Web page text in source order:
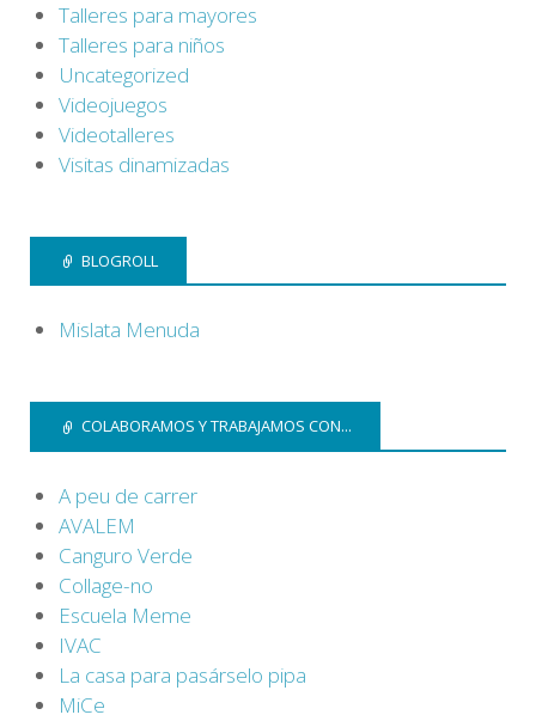
Talleres para mayores
Talleres para niños
Uncategorized
Videojuegos
Videotalleres
Visitas dinamizadas
BLOGROLL
Mislata Menuda
COLABORAMOS Y TRABAJAMOS CON...
A peu de carrer
AVALEM
Canguro Verde
Collage-no
Escuela Meme
IVAC
La casa para pasárselo pipa
MiCe